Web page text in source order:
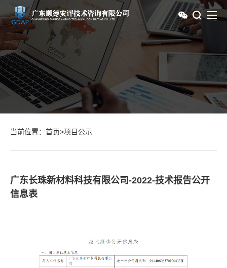
当前位置： 首页>项目公示
广东长珠新材料科技有限公司-2022-技术报告公开
信息表